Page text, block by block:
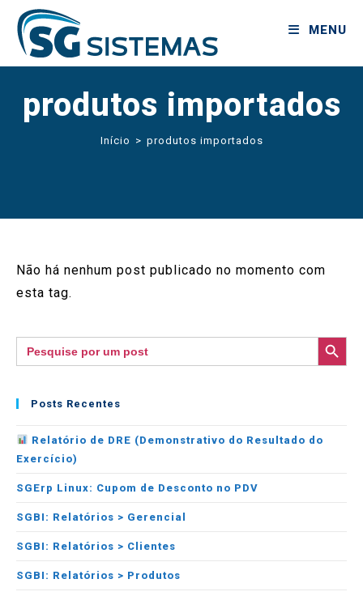
MENU
produtos importados
Início > produtos importados
Não há nenhum post publicado no momento com
esta tag.
Search
for:
SEARCH BUTTON
Posts Recentes
Relatório de DRE (Demonstrativo do Resultado do
Exercício)
SGErp Linux: Cupom de Desconto no PDV
SGBI: Relatórios > Gerencial
SGBI: Relatórios > Clientes
SGBI: Relatórios > Produtos